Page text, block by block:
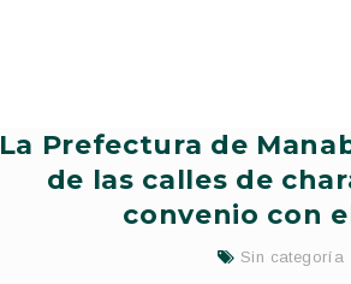
La Prefectura de
de las calles de
convenio con
Sin categoría